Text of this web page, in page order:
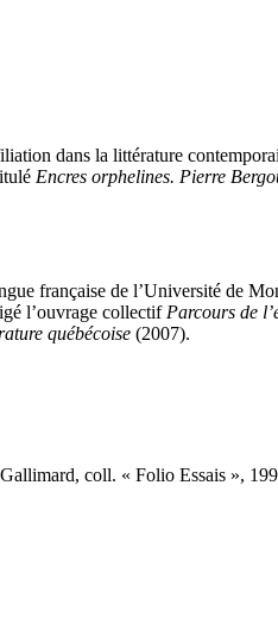
dans la littérature
Encres orphelines. Pierre
française de l’Université de
l’ouvrage collectif Parcours de
québécoise (2007).
coll. « Folio Essais »,